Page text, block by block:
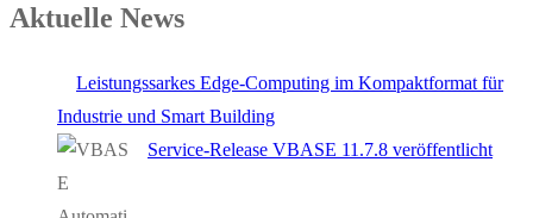
Aktuelle News
Leistungssarkes Edge-Computing im Kompaktformat für
Industrie und Smart Building
Service-Release VBASE 11.7.8 veröffentlicht